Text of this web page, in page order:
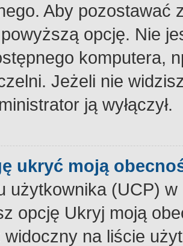
Aby pozostawać
opcję. Nie
komputera,
Jeżeli nie
ją wyłączył.
ukryć moją
użytkownika (UCP) w
opcję Ukryj moją
widoczny na liście